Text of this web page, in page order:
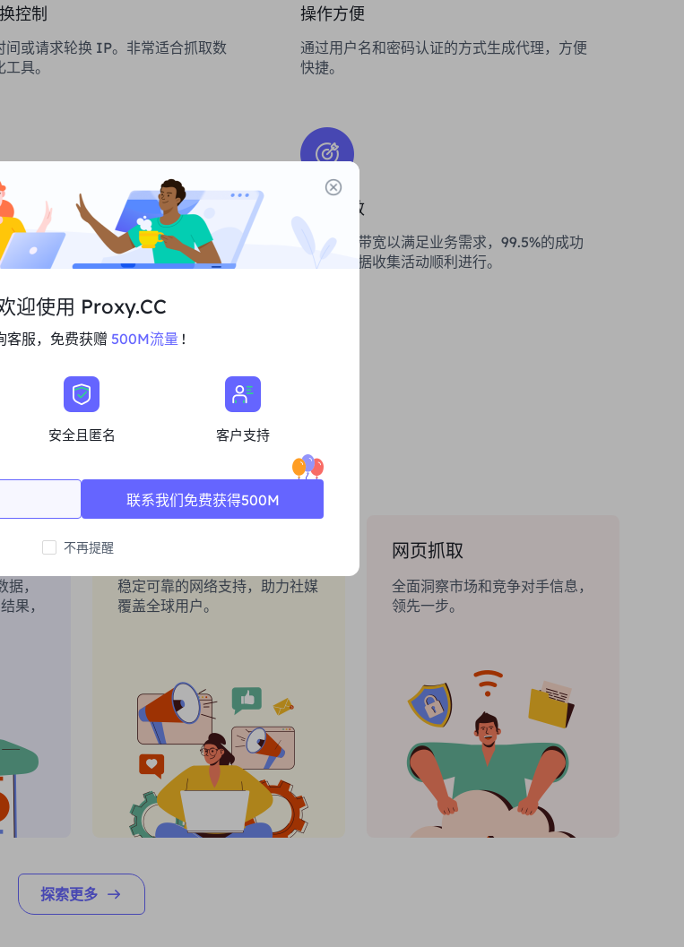
控制
间或请求轮换 IP。非常适合抓取数
具。
操作方便
通过用户名和密码认证的方式生成代理，方便
快捷。
IP资源
们的IP代理资源是稳定可靠的，我
扩大现有的代理池，以满足每一个
稳定高效
提供丰富带宽以满足业务需求，99.5%的成功
率确保数据收集活动顺利进行。
用例的IP资源
，
果，
稳定可靠的网络支持，助力社媒
覆盖全球用户。
网页抓取
全面洞察市场和竞争对手信息，
领先一步。
探索更多
迎使用 Proxy.CC
客服，免费获赠 500M流量 !
安全且匿名 客户支持
联系我们免费获得500M
不再提醒